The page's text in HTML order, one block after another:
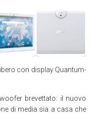
con display Quantum-
brevettato: il nuovo
di media sia a casa che